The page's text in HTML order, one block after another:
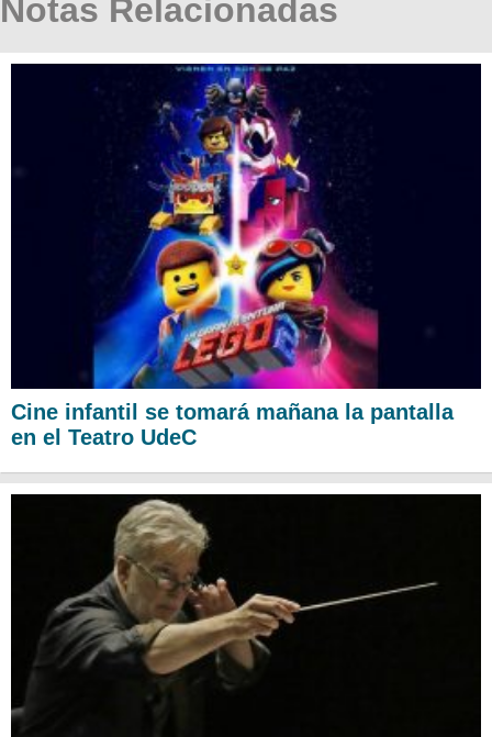
Notas Relacionadas
Cine infantil se tomará mañana la pantalla
en el Teatro UdeC